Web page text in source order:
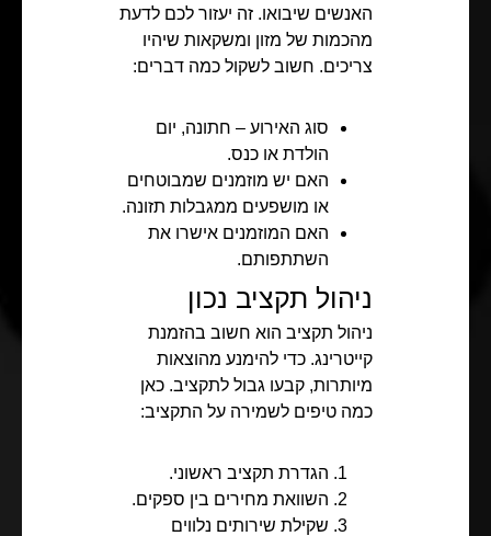
האנשים שיבואו. זה יעזור לכם לדעת
מהכמות של מזון ומשקאות שיהיו
צריכים. חשוב לשקול כמה דברים:
סוג האירוע – חתונה, יום
הולדת או כנס.
האם יש מוזמנים שמבוטחים
או מושפעים ממגבלות תזונה.
האם המוזמנים אישרו את
השתתפותם.
ניהול תקציב נכון
ניהול תקציב הוא חשוב בהזמנת
קייטרינג. כדי להימנע מהוצאות
מיותרות, קבעו גבול לתקציב. כאן
כמה טיפים לשמירה על התקציב:
הגדרת תקציב ראשוני.
השוואת מחירים בין ספקים.
שקילת שירותים נלווים